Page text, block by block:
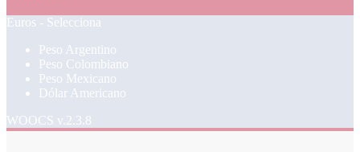
Euros - Selecciona
Peso Argentino
Peso Colombiano
Peso Mexicano
Dólar Americano
WOOCS v.2.3.8